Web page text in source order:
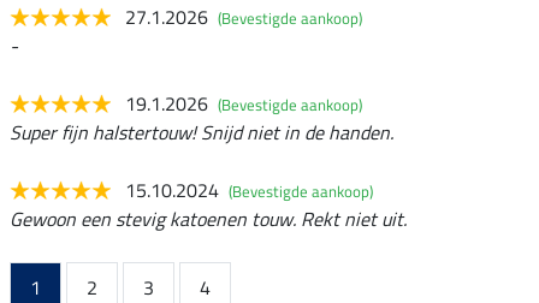
27.1.2026 (Bevestigde aankoop)
-
19.1.2026 (Bevestigde aankoop)
Super fijn halstertouw! Snijd niet in de handen.
15.10.2024 (Bevestigde aankoop)
Gewoon een stevig katoenen touw. Rekt niet uit.
1 2 3
4